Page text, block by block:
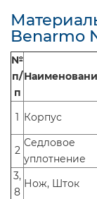
Benarmo
№
п/
п
1 Корпус
2
Седловое
уплотнение
3,
8
Нож, Шток